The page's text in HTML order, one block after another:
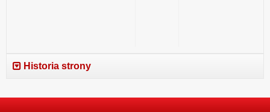
Historia strony